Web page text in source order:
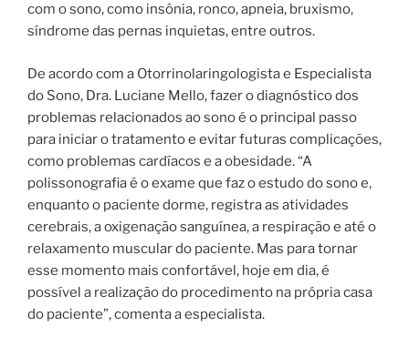
com o sono, como insônia, ronco, apneia, bruxismo,
síndrome das pernas inquietas, entre outros.
De acordo com a Otorrinolaringologista e Especialista
do Sono, Dra. Luciane Mello, fazer o diagnóstico dos
problemas relacionados ao sono é o principal passo
para iniciar o tratamento e evitar futuras complicações,
como problemas cardíacos e a obesidade. “A
polissonografia é o exame que faz o estudo do sono e,
enquanto o paciente dorme, registra as atividades
cerebrais, a oxigenação sanguínea, a respiração e até o
relaxamento muscular do paciente. Mas para tornar
esse momento mais confortável, hoje em dia, é
possível a realização do procedimento na própria casa
do paciente”, comenta a especialista.